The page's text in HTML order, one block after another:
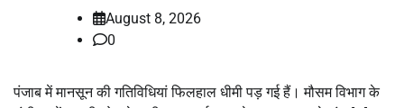
August 8, 2026
0
पंजाब में मानसून की गतिविधियां फिलहाल धीमी पड़ गई हैं। मौसम विभाग के